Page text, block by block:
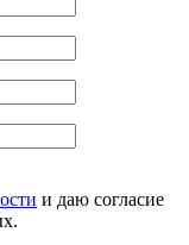
и даю согласие